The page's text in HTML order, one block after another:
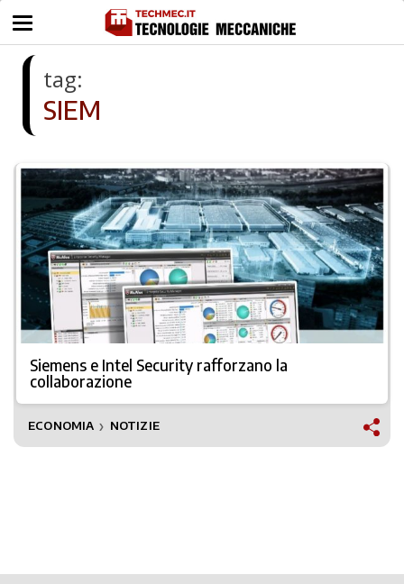
tag:
SIEM
Siemens e Intel Security rafforzano la
collaborazione
ECONOMIA ❯ NOTIZIE